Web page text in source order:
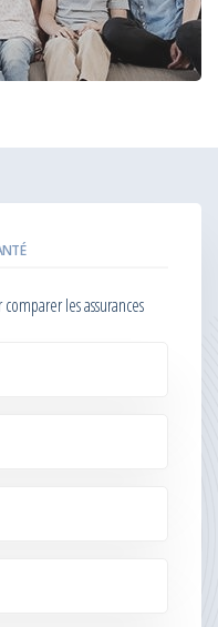
les assurances